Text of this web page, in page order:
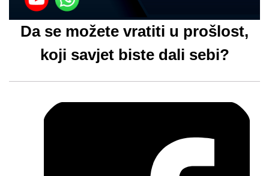
Da se možete vratiti u prošlost,
koji savjet biste dali sebi?